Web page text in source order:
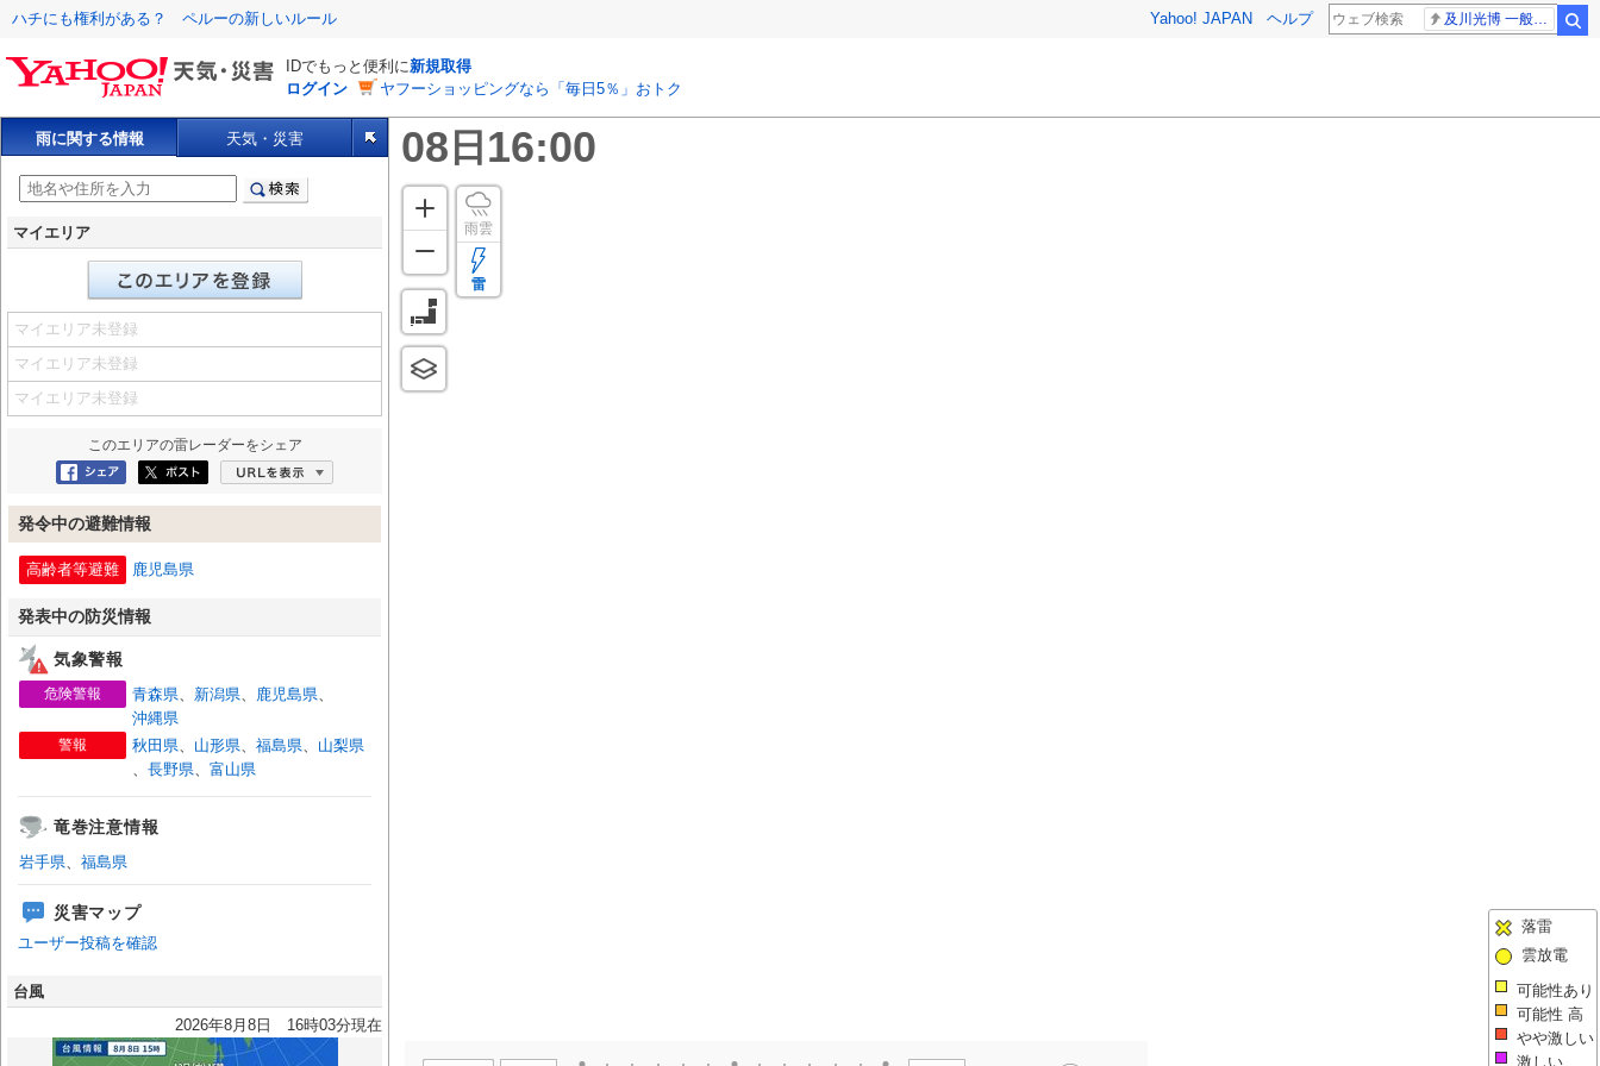
ハチにも権利がある？ ペルーの新しいルール Yahoo! JAPAN ヘルプ 及川光博 一般女性
IDでもっと便利に新規取得
ログイン
ヤフーショッピングなら「毎日5％」おトク
雨に関する情報 天気・災害
マイエリア
マイエリア未登録
マイエリア未登録
マイエリア未登録
このエリアの雷レーダーをシェア
Facebookにシェア
ポスト
発令中の避難情報
高齢者等避難 鹿児島県
発表中の防災情報
気象警報
危険警報 青森県、 新潟県、 鹿児島県、
沖縄県
警報 秋田県、 山形県、 福島県、 山梨県
、 長野県、 富山県
竜巻注意情報
岩手県、 福島県
災害マップ
ユーザー投稿を確認
台風
2026年8月8日 16時03分現在
雨雲
雷
08 日 16:00
落雷
雲放電
可能性あり
可能性 高
やや激しい
激しい